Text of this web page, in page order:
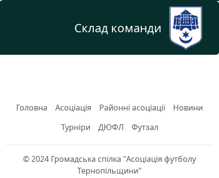
Склад команди
Головна Асоціація Районні асоціації
Новини
Турніри
ДЮФЛ Футзал
© 2024 Громадська спілка "Асоціація футболу
Тернопільщини"